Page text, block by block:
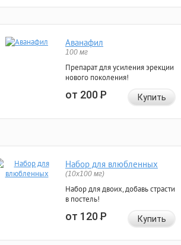
Аванафил
100 мг
Препарат для усиления эрекции
нового поколения!
от 200Р Купить
Набор для влюбленных
(10х100 мг)
Набор для двоих, добавь страсти
в постель!
от 120Р Купить